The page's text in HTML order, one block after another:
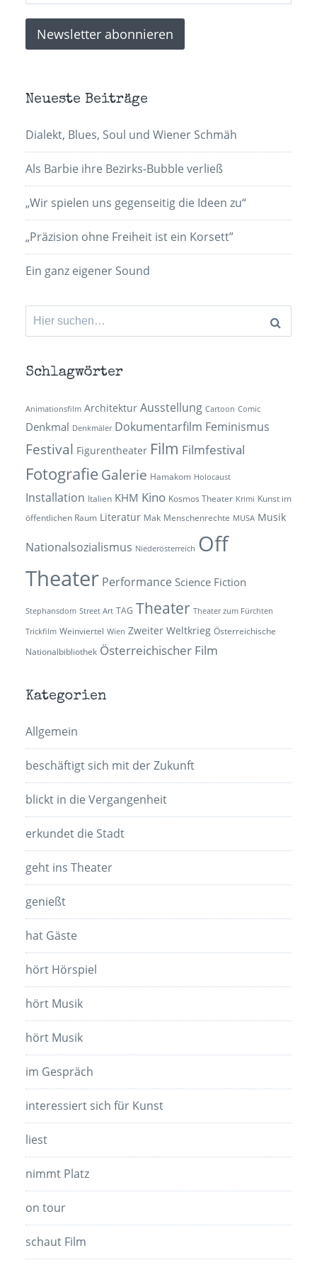
Neueste Beiträge
Dialekt, Blues, Soul und Wiener Schmäh
Als Barbie ihre Bezirks-Bubble verließ
„Wir spielen uns gegenseitig die Ideen zu“
„Präzision ohne Freiheit ist ein Korsett”
Ein ganz eigener Sound
Suchen
nach:
Schlagwörter
Animationsfilm Architektur Ausstellung Cartoon Comic
Denkmal Denkmäler Dokumentarfilm Feminismus
Festival Figurentheater Film Filmfestival
Fotografie Galerie Hamakom Holocaust
Installation Italien KHM Kino Kosmos Theater Krimi Kunst im
öffentlichen Raum Literatur Mak Menschenrechte MUSA Musik
Nationalsozialismus Niederösterreich Off
Theater Performance Science Fiction
Stephansdom Street Art TAG Theater Theater zum Fürchten
Trickfilm Weinviertel Wien Zweiter Weltkrieg Österreichische
Nationalbibliothek Österreichischer Film
Kategorien
Allgemein
beschäftigt sich mit der Zukunft
blickt in die Vergangenheit
erkundet die Stadt
geht ins Theater
genießt
hat Gäste
hört Hörspiel
hört Musik
hört Musik
im Gespräch
interessiert sich für Kunst
liest
nimmt Platz
on tour
schaut Film